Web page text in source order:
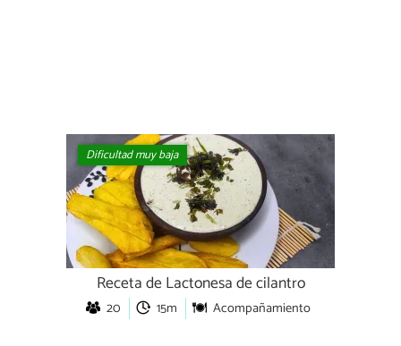
Dificultad muy baja
Receta de Lactonesa de cilantro
20 15m Acompañamiento